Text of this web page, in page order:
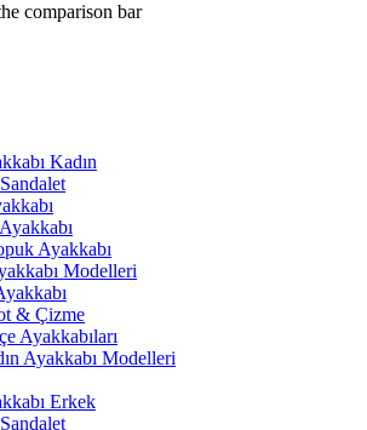
comparison bar
Kadın
Ayakkabı
Modelleri
& Çizme
Ayakkabıları
Ayakkabı Modelleri
Erkek